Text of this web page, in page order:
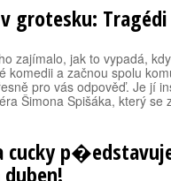
grotesku:
zajímalo, jak to vypadá,
komedii a začnou spolu
pro vás odpověď. Je jí
Šimona Spišáka, který
cucky